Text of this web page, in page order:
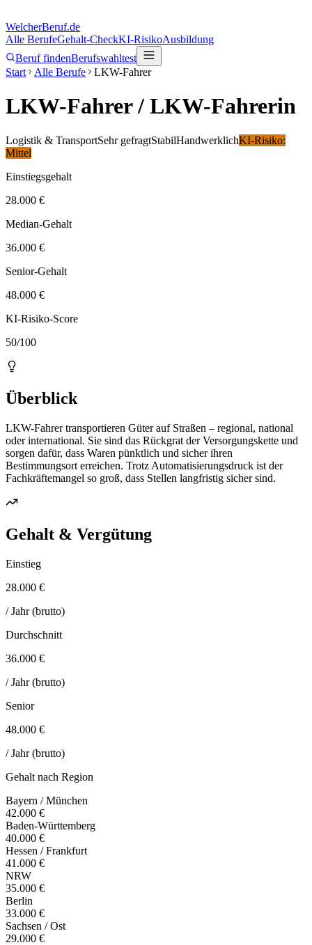
WelcherBeruf.de
Alle BerufeGehalt-CheckKI-RisikoAusbildung
Beruf findenBerufswahltest
Start
Alle Berufe LKW-Fahrer
LKW-Fahrer/ LKW-Fahrerin
Logistik & TransportSehr gefragtStabilHandwerklichKI-Risiko:
Mittel
Einstiegsgehalt
28.000 €
Median-Gehalt
36.000 €
Senior-Gehalt
48.000 €
KI-Risiko-Score
50/100
Überblick
LKW-Fahrer transportieren Güter auf Straßen – regional, national
oder international. Sie sind das Rückgrat der Versorgungskette und
sorgen dafür, dass Waren pünktlich und sicher ihren
Bestimmungsort erreichen. Trotz Automatisierungsdruck ist der
Fachkräftemangel so groß, dass Stellen langfristig sicher sind.
Gehalt & Vergütung
Einstieg
28.000 €
/ Jahr (brutto)
Durchschnitt
36.000 €
/ Jahr (brutto)
Senior
48.000 €
/ Jahr (brutto)
Gehalt nach Region
Bayern / München
42.000 €
Baden-Württemberg
40.000 €
Hessen / Frankfurt
41.000 €
NRW
35.000 €
Berlin
33.000 €
Sachsen / Ost
29.000 €